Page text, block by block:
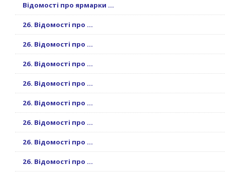
Відомості про ярмарки ...
26. Відомості про ...
26. Відомості про ...
26. Відомості про ...
26. Відомості про ...
26. Відомості про ...
26. Відомості про ...
26. Відомості про ...
26. Відомості про ...